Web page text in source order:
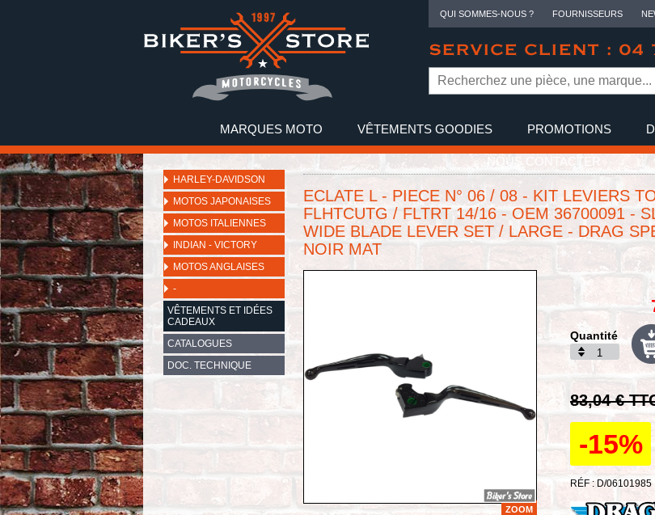
QUI SOMMES-NOUS ? FOURNISSEURS
SERVICE CLIENT :
MARQUES MOTO VÊTEMENTS GOODIES PROMOTIONS
NOUS CONTACTER
HARLEY-DAVIDSON
MOTOS JAPONAISES
MOTOS ITALIENNES
INDIAN - VICTORY
MOTOS ANGLAISES
-
VÊTEMENTS ET IDÉES
CADEAUX
CATALOGUES
DOC. TECHNIQUE
ECLATE L - PIECE N° 06 / 08 - KIT LEVIERS
FLHTCUTG / FLTRT 14/16 - OEM 36700091 -
WIDE BLADE LEVER SET / LARGE - DRAG
NOIR MAT
ZOOM
Quantité
83,04 €
-15%
RÉF : D/06101985